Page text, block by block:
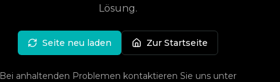
Lösung.
Seite neu laden Zur Startseite
Bei anhaltenden Problemen kontaktieren Sie uns unter